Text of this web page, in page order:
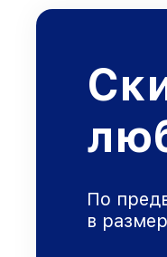
По
в